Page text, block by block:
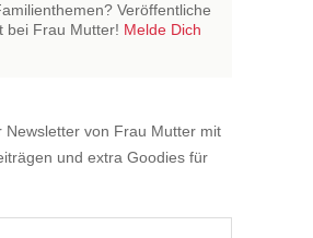
Veröffentliche
bei Frau Mutter! Melde Dich
Newsletter von Frau Mutter mit
und extra Goodies für